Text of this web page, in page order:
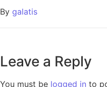
By galatis
Leave a Reply
You must be logged in to